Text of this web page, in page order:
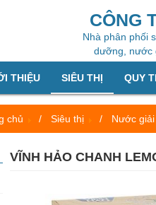
CÔNG
Nhà phân phối
dưỡng, nước
THIỆU SIÊU THỊ QUY
chủ Siêu thị Nước
VĨNH HẢO CHANH